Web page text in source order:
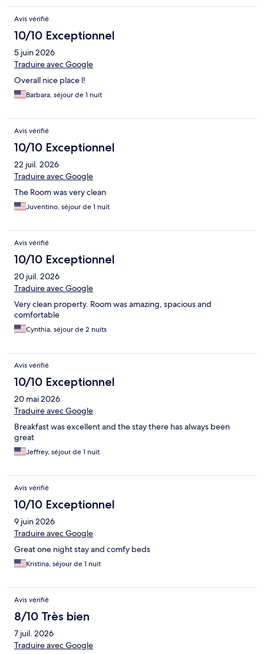
Avis vérifié
10/10 Exceptionnel
5 juin 2026
Traduire avec Google
Overall nice place l!
Barbara, séjour de 1 nuit
Avis vérifié
10/10 Exceptionnel
22 juil. 2026
Traduire avec Google
The Room was very clean
Juventino, séjour de 1 nuit
Avis vérifié
10/10 Exceptionnel
20 juil. 2026
Traduire avec Google
Very clean property. Room was amazing, spacious and
comfortable
Cynthia, séjour de 2 nuits
Avis vérifié
10/10 Exceptionnel
20 mai 2026
Traduire avec Google
Breakfast was excellent and the stay there has always been
great
Jeffrey, séjour de 1 nuit
Avis vérifié
10/10 Exceptionnel
9 juin 2026
Traduire avec Google
Great one night stay and comfy beds
Kristina, séjour de 1 nuit
Avis vérifié
8/10 Très bien
7 juil. 2026
Traduire avec Google